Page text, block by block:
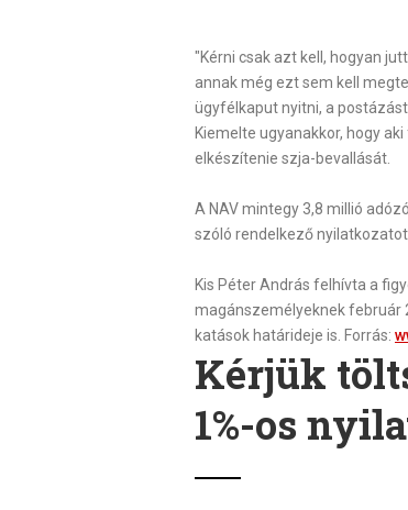
"Kérni csak azt kell, hogyan
annak még ezt sem kell
ügyfélkaput nyitni, a
Kiemelte ugyanakkor, hogy
elkészítenie szja-bevallását.
A NAV mintegy 3,8 millió
szóló rendelkező
Kis Péter András felhívta a
magánszemélyeknek február
katások határideje is. Forrás:
Kérjük
1%-os